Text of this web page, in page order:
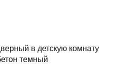
в детскую комнату
темный